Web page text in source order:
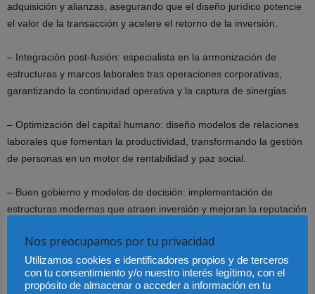
adquisición y alianzas, asegurando que el diseño jurídico potencie
el valor de la transacción y acelere el retorno de la inversión.
– Integración post-fusión: especialista en la armonización de
estructuras y marcos laborales tras operaciones corporativas,
garantizando la continuidad operativa y la captura de sinergias.
– Optimización del capital humano: diseño modelos de relaciones
laborales que fomentan la productividad, transformando la gestión
de personas en un motor de rentabilidad y paz social.
– Buen gobierno y modelos de decisión: implementación de
estructuras modernas que atraen inversión y mejoran la reputación
– Influencia institucional y académica: mi rol en la junta de gobierno
del ICAS y mi labor en la UNIR me proporcionan una red de
Nos preocupamos por tu privacidad
Utilizamos cookies e identificadores propios y de terceros
con tu consentimiento y/o nuestro interés legítimo, con el
propósito de almacenar o acceder a información en tu